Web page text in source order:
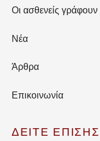
Οι ασθενείς γράφουν
Νέα
Άρθρα
Επικοινωνία
ΔΕΙΤΕ ΕΠΙΣΗΣ